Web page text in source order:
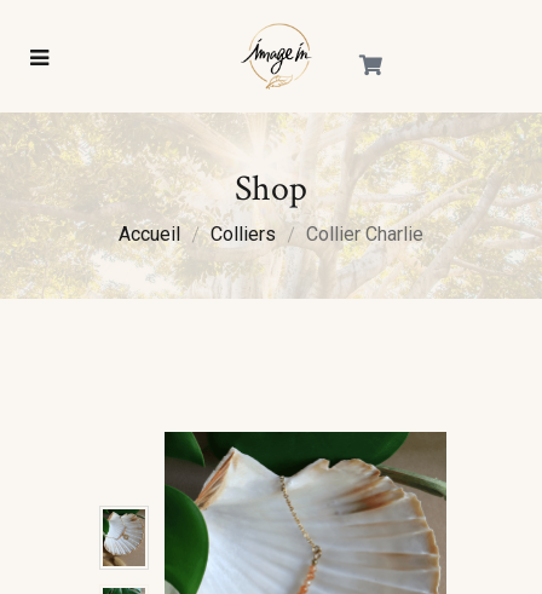
Shop
Accueil Colliers Collier Charlie